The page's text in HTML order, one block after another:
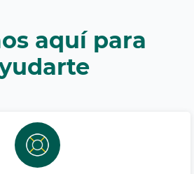
aquí para